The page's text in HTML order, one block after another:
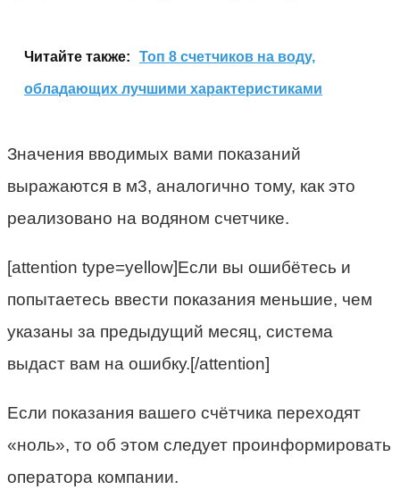
Читайте также: Топ 8 счетчиков на воду,
обладающих лучшими характеристиками
Значения вводимых вами показаний
выражаются в м3, аналогично тому, как это
реализовано на водяном счетчике.
[attention type=yellow]Если вы ошибётесь и
попытаетесь ввести показания меньшие, чем
указаны за предыдущий месяц, система
выдаст вам на ошибку.[/attention]
Если показания вашего счётчика переходят
«ноль», то об этом следует проинформировать
оператора компании.